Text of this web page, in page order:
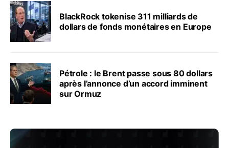
BlackRock tokenise 311 milliards de
dollars de fonds monétaires en Europe
Pétrole : le Brent passe sous 80 dollars
après l’annonce d’un accord imminent
sur Ormuz